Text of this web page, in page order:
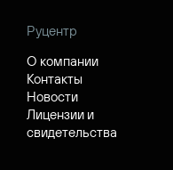
Руцентр
О компании
Контакты
Новости
Лицензии и
свидетельства